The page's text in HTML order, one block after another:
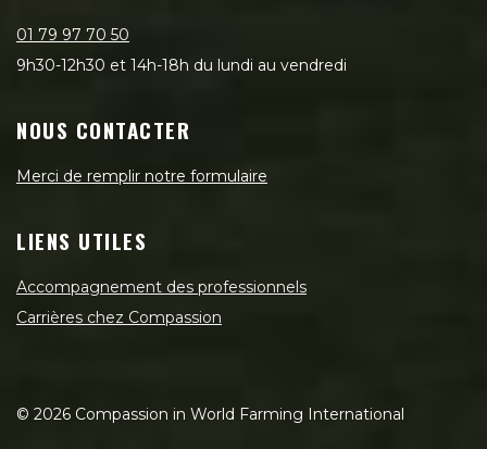
01 79 97 70 50
9h30-12h30 et 14h-18h du lundi au vendredi
NOUS CONTACTER
Merci de remplir notre formulaire
LIENS UTILES
Accompagnement des professionnels
Carrières chez Compassion
© 2026 Compassion in World Farming International